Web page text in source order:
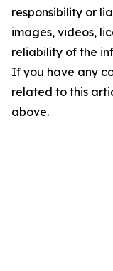
responsibility or
images, videos,
reliability of the
If you have any
related to this
above.